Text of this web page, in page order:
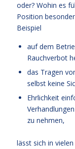
oder? Wohin es
Position
Beispiel
auf dem
Rauchverbot
das Tragen
selbst keine
Ehrlichkeit
zu nehmen,
lässt sich in